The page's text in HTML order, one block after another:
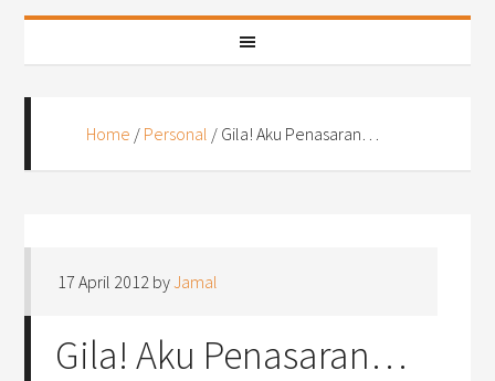
Home / Personal / Gila! Aku Penasaran…
17 April 2012 byJamal
Gila! Aku Penasaran…